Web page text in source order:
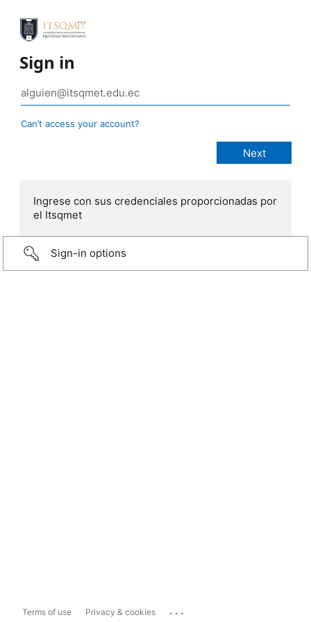
Sign in
Can’t access your account?
Ingrese con sus credenciales proporcionadas por
el Itsqmet
Sign-in options
Terms of use Privacy & cookies ...